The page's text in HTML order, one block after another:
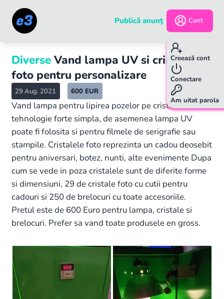
Publică anunţ Cont
Creează cont
Conectare
Am uitat parola
Diverse Vand lampa UV si cristale
foto pentru personalizare
29 Aug. 2021 600 EUR
Vand lampa pentru lipirea pozelor pe cristale . Este o
tehnologie forte simpla, de asemenea lampa UV
poate fi folosita si pentru filmele de serigrafie sau
stampile. Cristalele foto reprezinta un cadou deosebit
pentru aniversari, botez, nunti, alte evenimente Dupa
cum se vede in poza cristalele sunt de diferite forme
si dimensiuni, 29 de cristale foto cu cutii pentru
cadouri si 250 de brelocuri cu toate accesoriile.
Pretul este de 600 Euro pentru lampa, cristale si
brelocuri. Prefer sa vand toate produsele en gross.